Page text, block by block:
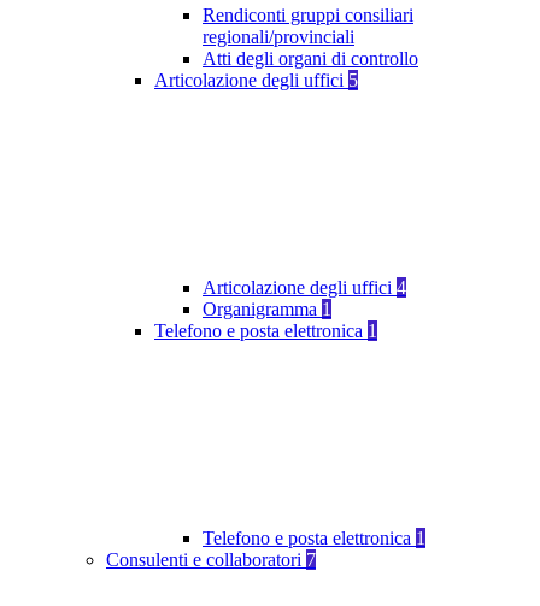
Rendiconti gruppi consiliari
regionali/provinciali
Atti degli organi di controllo
Articolazione degli uffici 5
Articolazione degli uffici 4
Organigramma 1
Telefono e posta elettronica 1
Telefono e posta elettronica 1
Consulenti e collaboratori 7